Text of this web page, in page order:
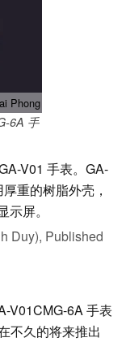
Phong
6A 手
V01 手表。GA-
重的树脂外壳，
屏。
Duy), Published
V01CMG-6A 手表
不久的将来推出